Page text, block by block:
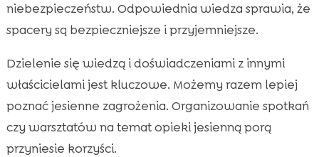
niebezpieczeństw. Odpowiednia wiedza sprawia, że
spacery są bezpieczniejsze i przyjemniejsze.
Dzielenie się wiedzą i doświadczeniami z innymi
właścicielami jest kluczowe. Możemy razem lepiej
poznać jesienne zagrożenia. Organizowanie spotkań
czy warsztatów na temat opieki jesienną porą
przyniesie korzyści.